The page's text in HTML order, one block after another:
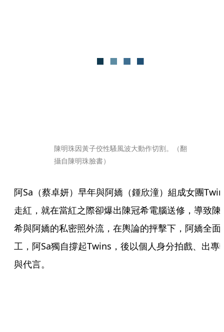
陳明珠因黃子佼性騷風波大動作切割。（翻
攝自陳明珠臉書）
阿Sa（蔡卓妍）早年與阿嬌（鍾欣潼）組成女團
走紅，就在當紅之際卻爆出陳冠希電腦送修，導致陳
希與阿嬌的私密照外流，在輿論的抨擊下，阿嬌全面
工，阿Sa獨自撐起Twins，後以個人身分拍戲、出專
與代言。